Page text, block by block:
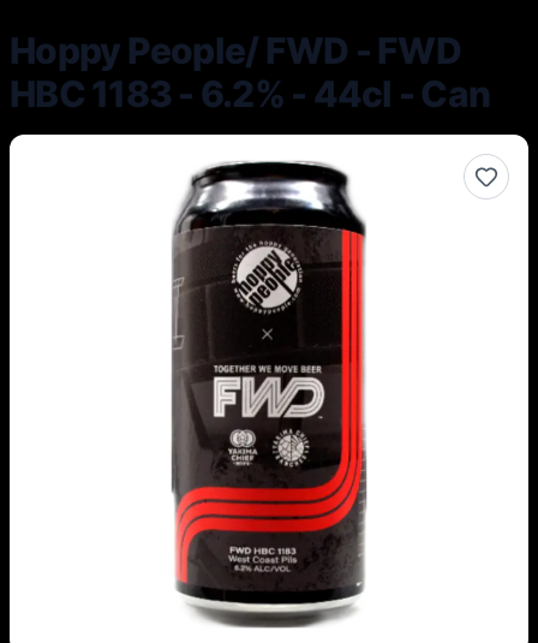
Hoppy People/ FWD - FWD
HBC 1183 - 6.2% - 44cl - Can